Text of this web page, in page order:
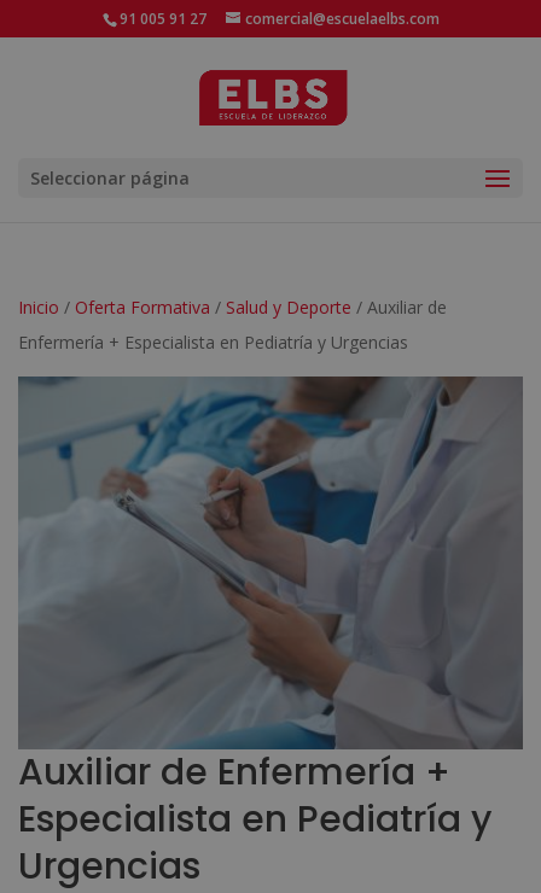
91 005 91 27 comercial@escuelaelbs.com
Seleccionar página
Inicio / Oferta Formativa / Salud y Deporte / Auxiliar de
Enfermería + Especialista en Pediatría y Urgencias
Auxiliar de Enfermería +
Especialista en Pediatría y
Urgencias